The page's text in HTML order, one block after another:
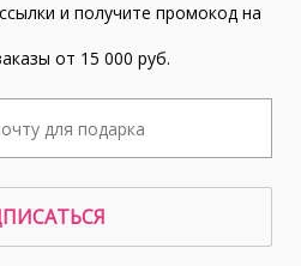
и получите промокод на
от 15 000 руб.